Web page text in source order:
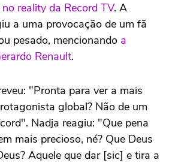
reality da Record TV. A
a uma provocação de um fã
pesado, mencionando a
Renault.
"Pronta para ver a mais
global? Não de um
Nadja reagiu: "Que pena
mais precioso, né? Que Deus
Aquele que dar [sic] e tira a